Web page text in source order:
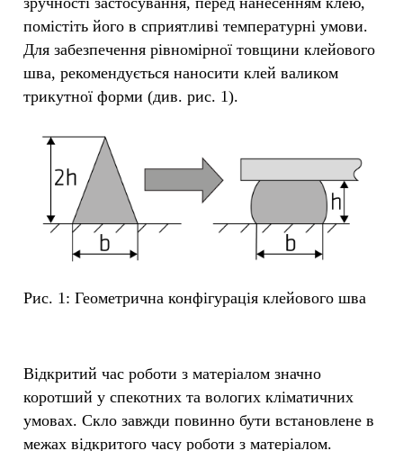
помістіть його в сприятливі температурні умови.
Для забезпечення рівномірної товщини клейового
шва, рекомендується наносити клей валиком
трикутної форми (див. рис. 1).
Рис. 1: Геометрична конфігурація клейового шва
Відкритий час роботи з матеріалом значно
коротший у спекотних та вологих кліматичних
умовах. Скло завжди повинно бути встановлене в
межах відкритого часу роботи з матеріалом.